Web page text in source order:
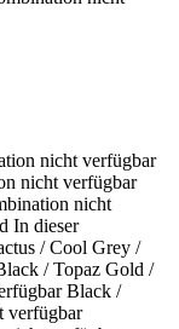
nicht verfügbar
nicht verfügbar
nicht
In dieser
/ Cool Grey /
/ Topaz Gold /
Black /
verfügbar